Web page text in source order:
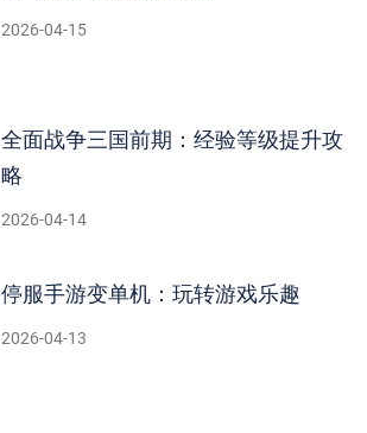
2026-04-15
全面战争三国前期：经验等级提升攻
略
2026-04-14
停服手游变单机：玩转游戏乐趣
2026-04-13